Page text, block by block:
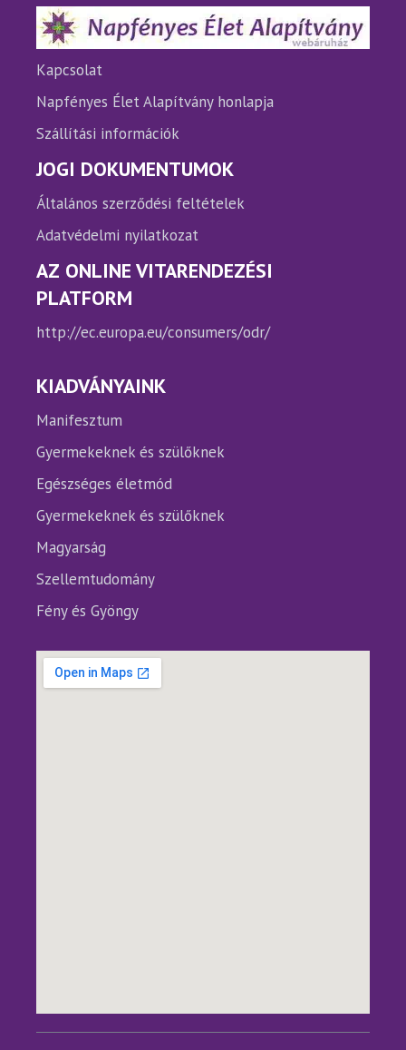
termékoldalon
választhatók
ki
ki
Kapcsolat
Napfényes Élet Alapítvány honlapja
Szállítási információk
JOGI DOKUMENTUMOK
Általános szerződési feltételek
Adatvédelmi nyilatkozat
AZ ONLINE VITARENDEZÉSI
PLATFORM
http://ec.europa.eu/consumers/odr/
KIADVÁNYAINK
Manifesztum
Gyermekeknek és szülőknek
Egészséges életmód
Gyermekeknek és szülőknek
Magyarság
Szellemtudomány
Fény és Gyöngy